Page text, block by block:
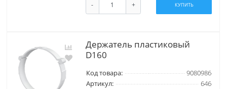
- + КУПИТЬ
Держатель пластиковый
D160
Код товара:
9080986
Артикул:
646